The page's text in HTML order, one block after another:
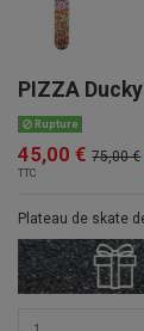
PIZZA
Rupture
45,00 € 75,00 €
TTC
Plateau de skate